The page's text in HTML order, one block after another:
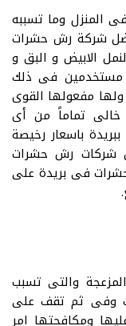
المنزل وما تسببه
شركة رش حشرات
الابيض و البق و
مستخدمين فى ذلك
مفعولها القوى
تماماً من أى
باسعار رخيصة
شركات رش حشرات
فى بريدة على
والتى تسبب
وفى ثم تقف على
ومكافحتها امر